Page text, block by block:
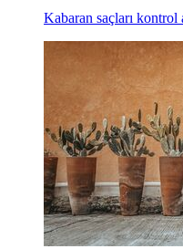
Kabaran saçları kontrol